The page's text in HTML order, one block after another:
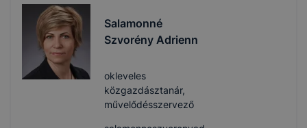
Salamonné
Szvorény Adrienn
okleveles
közgazdásztanár,
művelődésszervező